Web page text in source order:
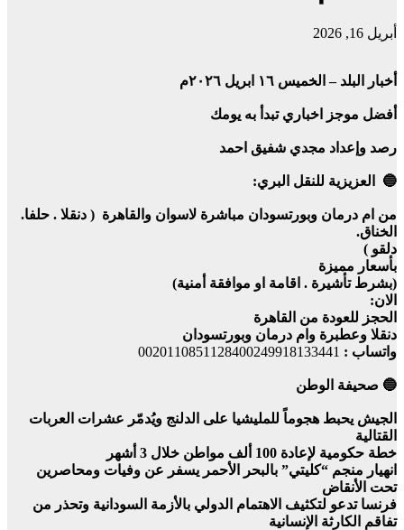
أبريل 16, 2026
أخبار البلد – الخميس ١٦ ابريل ٢٠٢٦م
أفضل موجز اخباري تبدأ به يومك
رصد وإعداد مجدي شفيق احمد
🔵 العزيزية للنقل البري:
من ام درمان وبورتسودان مباشرة لاسوان والقاهرة ( دنقلا . حلفا.
الخناق.
دلقو )
بأسعار مميزة
(بشرط تأشيرة . اقامة او موافقة أمنية)
الان:
الحجز للعودة من القاهرة
دنقلا وعطبرة وام درمان وبورتسودان
واتساب : 0020110851128400249918133441
🔵 صحيفة الوطن
الجيش يحبط هجوماً للمليشيا على الدلنج ويُدمّر عشرات العربات
القتالية
خطة حكومية لإعادة 100 ألف مواطن خلال 3 أشهر
انهيار منجم “كليتي” بالبحر الأحمر يسفر عن وفيات ومحاصرين
تحت الأنقاض
فرنسا تدعو لتكثيف الاهتمام الدولي بالأزمة السودانية وتحذر من
تفاقم الكارثة الإنسانية